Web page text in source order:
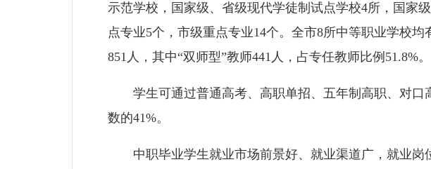
示范学校，国家级、省级现代学徒制试点学校4所，国家
点专业5个，市级重点专业14个。全市8所中等职业学校
851人，其中“双师型”教师441人，占专任教师比例51.8%。
学生可通过普通高考、高职单招、五年制高职、对口
数的41%。
中职毕业学生就业市场前景好、就业渠道广，就业岗